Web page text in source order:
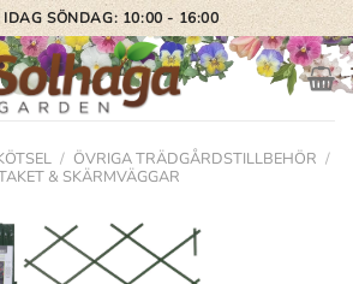
IDAG SÖNDAG: 10:00 - 16:00
/ ÖVRIGA TRÄDGÅRDSTILLBEHÖR /
& SKÄRMVÄGGAR